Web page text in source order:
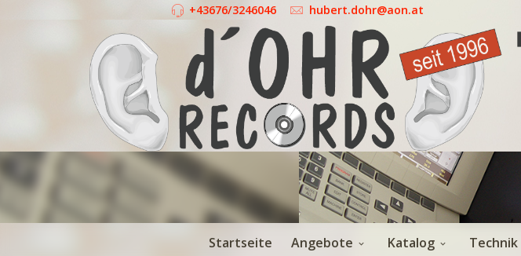
+43676/3246046 hubert.dohr@aon.at
Startseite Angebote Katalog Technik